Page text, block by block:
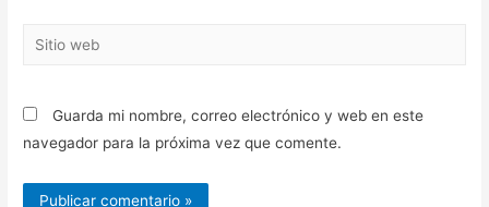
Sitio
Guarda mi nombre, correo electrónico y web en este
navegador para la próxima vez que comente.